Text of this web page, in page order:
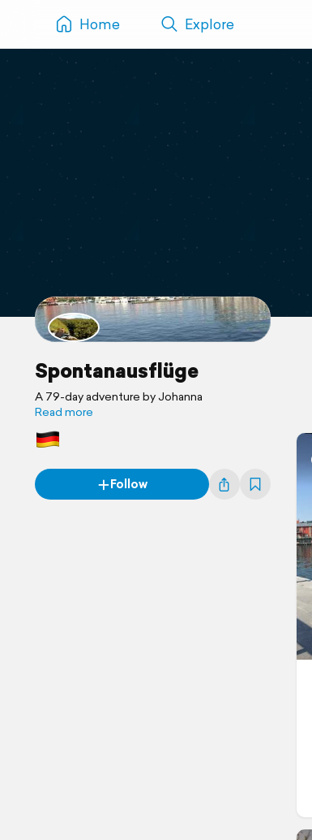
Home Explore
Spontanausflüge
A 79-day adventure by Johanna
Read more
Follow